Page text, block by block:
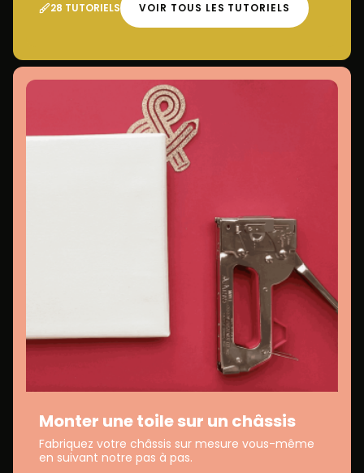
28 TUTORIELS VOIR TOUS LES TUTORIELS
Monter une toile sur un châssis
Fabriquez votre châssis sur mesure vous-même
en suivant notre pas à pas.